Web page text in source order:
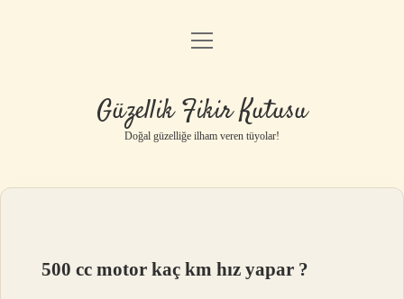
Anasayfa
Yasal Uyarı
menüyü
Güzellik Fikir Kutusu
Doğal güzelliğe ilham veren tüyolar!
500 cc motor kaç km hız yapar ?